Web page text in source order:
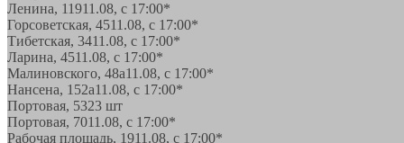
Ленина, 11911.08, с 17:00*
Горсоветская, 4511.08, с 17:00*
Тибетская, 3411.08, с 17:00*
Ларина, 4511.08, с 17:00*
Малиновского, 48а11.08, с 17:00*
Нансена, 152а11.08, с 17:00*
Портовая, 5323 шт
Портовая, 7011.08, с 17:00*
Рабочая площадь, 1911.08, с 17:00*